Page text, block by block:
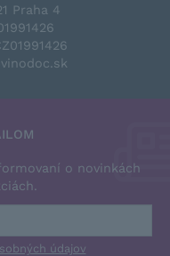
Praha 4
o novinkách
údajov